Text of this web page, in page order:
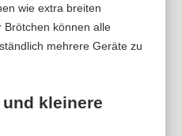
wie extra breiten
Brötchen können alle
mehrere Geräte zu
kleinere